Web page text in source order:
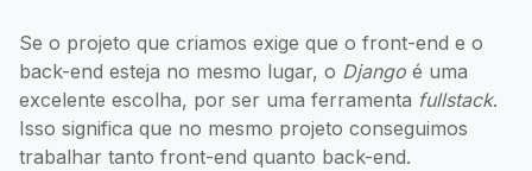
Se o projeto que criamos exige que o front-end e o
back-end esteja no mesmo lugar, o Django é uma
excelente escolha, por ser uma ferramenta fullstack.
Isso significa que no mesmo projeto conseguimos
trabalhar tanto front-end quanto back-end.